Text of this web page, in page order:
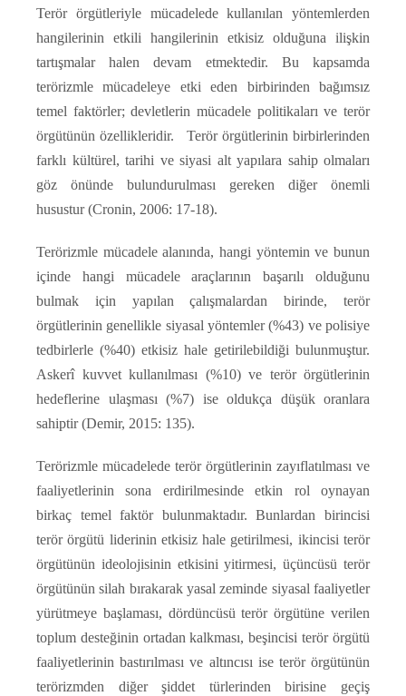
Terör örgütleriyle mücadelede kullanılan yöntemlerden
hangilerinin etkili hangilerinin etkisiz olduğuna ilişkin
tartışmalar halen devam etmektedir. Bu kapsamda
terörizmle mücadeleye etki eden birbirinden bağımsız
temel faktörler; devletlerin mücadele politikaları ve terör
örgütünün özellikleridir. Terör örgütlerinin birbirlerinden
farklı kültürel, tarihi ve siyasi alt yapılara sahip olmaları
göz önünde bulundurulması gereken diğer önemli
husustur (Cronin, 2006: 17-18).
Terörizmle mücadele alanında, hangi yöntemin ve bunun
içinde hangi mücadele araçlarının başarılı olduğunu
bulmak için yapılan çalışmalardan birinde, terör
örgütlerinin genellikle siyasal yöntemler (%43) ve polisiye
tedbirlerle (%40) etkisiz hale getirilebildiği bulunmuştur.
Askerî kuvvet kullanılması (%10) ve terör örgütlerinin
hedeflerine ulaşması (%7) ise oldukça düşük oranlara
sahiptir (Demir, 2015: 135).
Terörizmle mücadelede terör örgütlerinin zayıflatılması ve
faaliyetlerinin sona erdirilmesinde etkin rol oynayan
birkaç temel faktör bulunmaktadır. Bunlardan birincisi
terör örgütü liderinin etkisiz hale getirilmesi, ikincisi terör
örgütünün ideolojisinin etkisini yitirmesi, üçüncüsü terör
örgütünün silah bırakarak yasal zeminde siyasal faaliyetler
yürütmeye başlaması, dördüncüsü terör örgütüne verilen
toplum desteğinin ortadan kalkması, beşincisi terör örgütü
faaliyetlerinin bastırılması ve altıncısı ise terör örgütünün
terörizmden diğer şiddet türlerinden birisine geçiş